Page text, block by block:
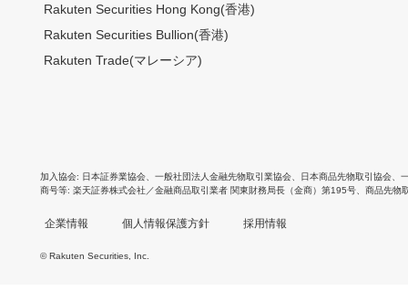
Rakuten Securities Hong Kong(香港)
Rakuten Securities Bullion(香港)
Rakuten Trade(マレーシア)
加入協会 日本証券業協会 一般社団法人金融先物取引業協会 日本商品先物取引協会
商号等 楽天証券株式会社／金融商品取引業者 関東財務局長（金商）第195号、商品先物
企業情報 個人情報保護方針 採用情報
© Rakuten Securities, Inc.